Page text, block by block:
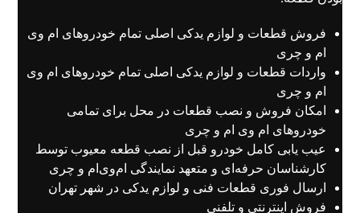
فروش قطعات و لوازم یدکی اصلی تمام خودروهای ام وی
ام و چری
واردات قطعات و لوازم یدکی اصلی تمام خودروهای ام وی
ام و چری
امکان فروش و نصب قطعات در محل برای تمامی
خودروهای ام وی ام و چری
عیب یابی کامل خودرو قبل از نصب قطعه معیوب توسط
کارشناسان حرفه‌ای و متعهد نمایندگی ام‌وی‌ام و چری
ارسال فوری قطعات فنی و لوازم یدکی در شهر تهران
فروش اینترنتی و تلفنی